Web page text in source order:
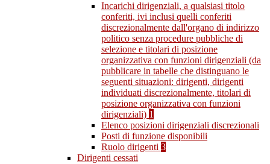
Incarichi dirigenziali, a qualsiasi titolo
conferiti, ivi inclusi quelli conferiti
discrezionalmente dall'organo di indirizzo
politico senza procedure pubbliche di
selezione e titolari di posizione
organizzativa con funzioni dirigenziali (da
pubblicare in tabelle che distinguano le
seguenti situazioni: dirigenti, dirigenti
individuati discrezionalmente, titolari di
posizione organizzativa con funzioni
dirigenziali) 1
Elenco posizioni dirigenziali discrezionali
Posti di funzione disponibili
Ruolo dirigenti 3
Dirigenti cessati